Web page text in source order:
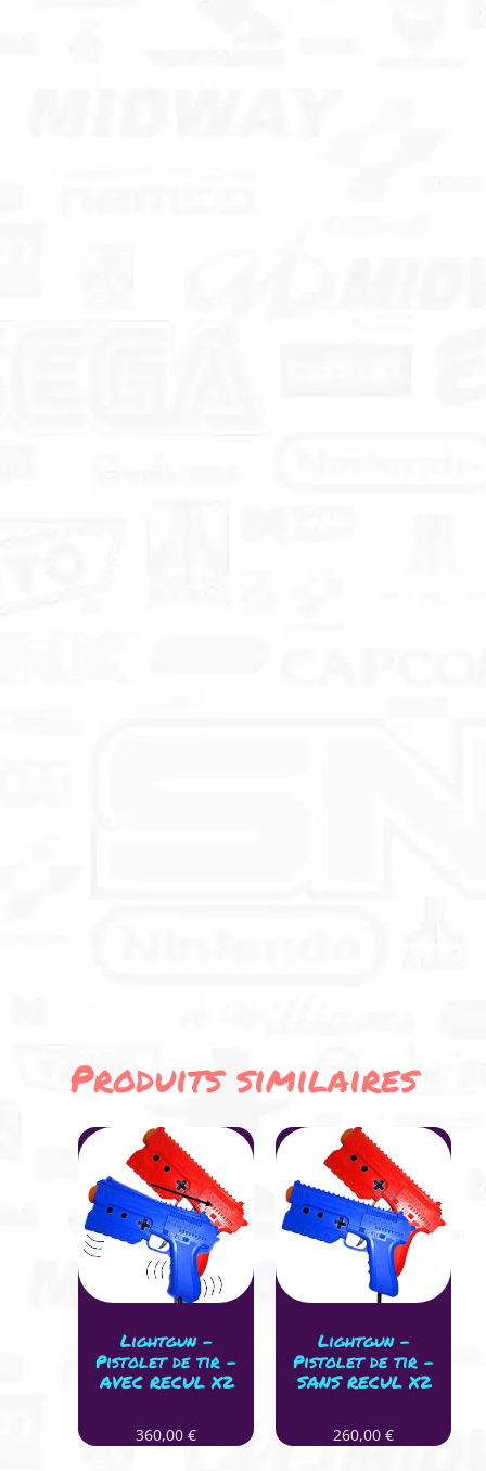
Produits similaires
Lightgun –
Pistolet de tir –
AVEC RECUL X2
360,00 €
Lightgun –
Pistolet de tir –
SANS RECUL X2
260,00 €